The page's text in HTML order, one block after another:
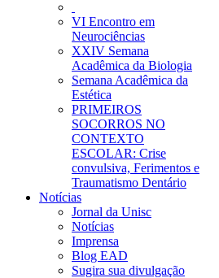
VI Encontro em
Neurociências
XXIV Semana
Acadêmica da Biologia
Semana Acadêmica da
Estética
PRIMEIROS
SOCORROS NO
CONTEXTO
ESCOLAR: Crise
convulsiva, Ferimentos e
Traumatismo Dentário
Notícias
Jornal da Unisc
Notícias
Imprensa
Blog EAD
Sugira sua divulgação